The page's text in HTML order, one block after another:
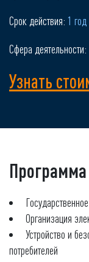
Срок действия: 1 год
Сфера деятельности:
Узнать
Организация
Устройство и
потребителей